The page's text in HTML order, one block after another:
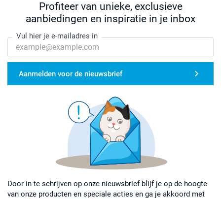
Profiteer van unieke, exclusieve
aanbiedingen en inspiratie in je inbox
Vul hier je e-mailadres in
Aanmelden voor de nieuwsbrief
Door in te schrijven op onze nieuwsbrief blijf je op de hoogte
van onze producten en speciale acties en ga je akkoord met